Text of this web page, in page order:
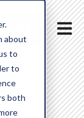
about
to
to
both